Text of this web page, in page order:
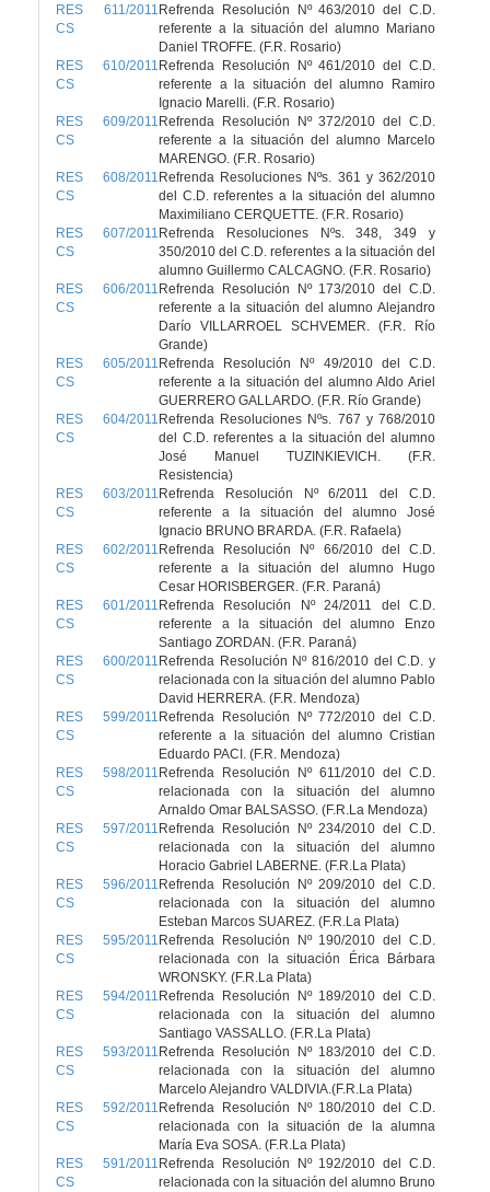
RES 611/2011
CS
Refrenda Resolución Nº 463/2010 del C.D.
referente a la situación del alumno Mariano
Daniel TROFFE. (F.R. Rosario)
RES 610/2011
CS
Refrenda Resolución Nº 461/2010 del C.D.
referente a la situación del alumno Ramiro
Ignacio Marelli. (F.R. Rosario)
RES 609/2011
CS
Refrenda Resolución Nº 372/2010 del C.D.
referente a la situación del alumno Marcelo
MARENGO. (F.R. Rosario)
RES 608/2011
CS
Refrenda Resoluciones Nºs. 361 y 362/2010
del C.D. referentes a la situación del alumno
Maximiliano CERQUETTE. (F.R. Rosario)
RES 607/2011
CS
Refrenda Resoluciones Nºs. 348, 349 y
350/2010 del C.D. referentes a la situación del
alumno Guillermo CALCAGNO. (F.R. Rosario)
RES 606/2011
CS
Refrenda Resolución Nº 173/2010 del C.D.
referente a la situación del alumno Alejandro
Darío VILLARROEL SCHVEMER. (F.R. Río
Grande)
RES 605/2011
CS
Refrenda Resolución Nº 49/2010 del C.D.
referente a la situación del alumno Aldo Ariel
GUERRERO GALLARDO. (F.R. Río Grande)
RES 604/2011
CS
Refrenda Resoluciones Nºs. 767 y 768/2010
del C.D. referentes a la situación del alumno
José Manuel TUZINKIEVICH. (F.R.
Resistencia)
RES 603/2011
CS
Refrenda Resolución Nº 6/2011 del C.D.
referente a la situación del alumno José
Ignacio BRUNO BRARDA. (F.R. Rafaela)
RES 602/2011
CS
Refrenda Resolución Nº 66/2010 del C.D.
referente a la situación del alumno Hugo
Cesar HORISBERGER. (F.R. Paraná)
RES 601/2011
CS
Refrenda Resolución Nº 24/2011 del C.D.
referente a la situación del alumno Enzo
Santiago ZORDAN. (F.R. Paraná)
RES 600/2011
CS
Refrenda Resolución Nº 816/2010 del C.D. y
relacionada con la situación del alumno Pablo
David HERRERA. (F.R. Mendoza)
RES 599/2011
CS
Refrenda Resolución Nº 772/2010 del C.D.
referente a la situación del alumno Cristian
Eduardo PACI. (F.R. Mendoza)
RES 598/2011
CS
Refrenda Resolución Nº 611/2010 del C.D.
relacionada con la situación del alumno
Arnaldo Omar BALSASSO. (F.R.La Mendoza)
RES 597/2011
CS
Refrenda Resolución Nº 234/2010 del C.D.
relacionada con la situación del alumno
Horacio Gabriel LABERNE. (F.R.La Plata)
RES 596/2011
CS
Refrenda Resolución Nº 209/2010 del C.D.
relacionada con la situación del alumno
Esteban Marcos SUAREZ. (F.R.La Plata)
RES 595/2011
CS
Refrenda Resolución Nº 190/2010 del C.D.
relacionada con la situación Érica Bárbara
WRONSKY. (F.R.La Plata)
RES 594/2011
CS
Refrenda Resolución Nº 189/2010 del C.D.
relacionada con la situación del alumno
Santiago VASSALLO. (F.R.La Plata)
RES 593/2011
CS
Refrenda Resolución Nº 183/2010 del C.D.
relacionada con la situación del alumno
Marcelo Alejandro VALDIVIA.(F.R.La Plata)
RES 592/2011
CS
Refrenda Resolución Nº 180/2010 del C.D.
relacionada con la situación de la alumna
María Eva SOSA. (F.R.La Plata)
RES 591/2011
CS
Refrenda Resolución Nº 192/2010 del C.D.
relacionada con la situación del alumno Bruno